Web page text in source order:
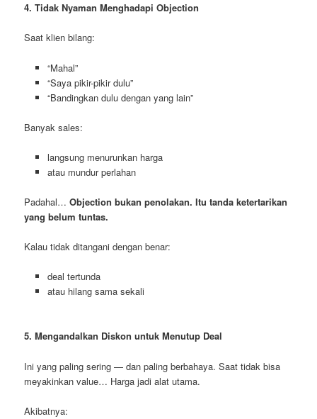
4. Tidak Nyaman Menghadapi Objection
Saat klien bilang:
“Mahal”
“Saya pikir-pikir dulu”
“Bandingkan dulu dengan yang lain”
Banyak sales:
langsung menurunkan harga
atau mundur perlahan
Padahal…Objection bukan penolakan. Itu tanda ketertarikan
yang belum tuntas.
Kalau tidak ditangani dengan benar:
deal tertunda
atau hilang sama sekali
5. Mengandalkan Diskon untuk Menutup Deal
Ini yang paling sering — dan paling berbahaya. Saat tidak bisa
meyakinkan value… Harga jadi alat utama.
Akibatnya: